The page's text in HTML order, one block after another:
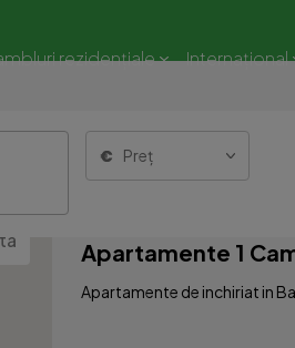
rezidențiale Internațional
Preț
Apartamente 1
Apartamente de inchiriat in